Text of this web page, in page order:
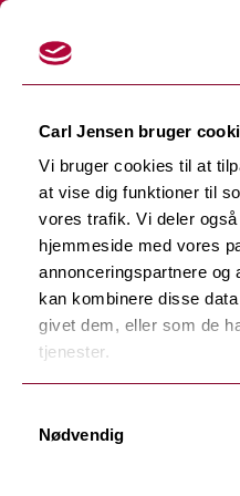
Carl Jensen bruger
Vi bruger cookies til at
at vise dig funktioner til
vores trafik. Vi deler
hjemmeside med vores
annonceringspartnere og
kan kombinere disse
givet dem, eller som de
tjenester.
Nødvendig
Skærefolier
Tilbage
Dekorationsfolier
Tilbage
Støbte dekorationsfolier
Monomere dekorationsfolie